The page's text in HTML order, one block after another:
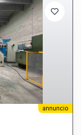
annuncio